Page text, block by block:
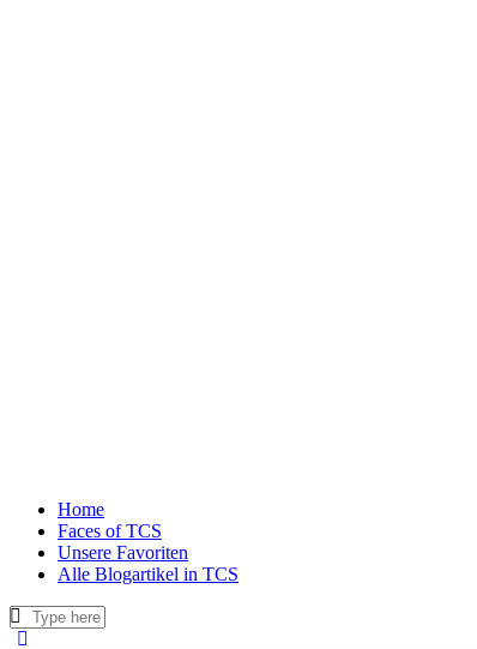
Home
Faces of TCS
Unsere Favoriten
Alle Blogartikel in TCS